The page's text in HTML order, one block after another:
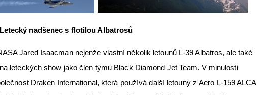
nadšenec s flotilou Albatrosů
Jared Isaacman nejenže vlastní několik letounů L-39 Albatros, ale také
leteckých show jako člen týmu Black Diamond Jet Team. V minulosti
Draken International, která používá další letouny z Aero L-159 ALCA